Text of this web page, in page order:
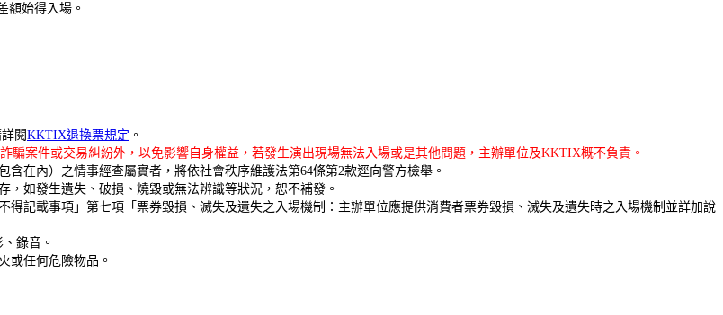
額始得入場。
閱KKTIX退換票規定 。
案件或交易糾紛外，以免影響自身權益，若發生演出現場無法入場或是其他問題，主辦單位及KKTIX概不負責。
在內）之情事經查屬實者，將依社會秩序維護法第64條第2款逕向警方檢舉。
如發生遺失、破損、燒毀或無法辨識等狀況，恕不補發。
記載事項」第七項「票券毀損、滅失及遺失之入場機制：主辦單位應提供消費者票券毀損、滅失及遺失時之入場機制並詳加說
錄音。
或任何危險物品。